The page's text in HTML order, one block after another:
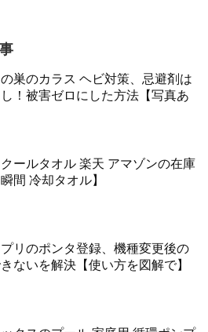
巣のカラス ヘビ対策、忌避剤は
！被害ゼロにした方法【写真あ
ールタオル 楽天 アマゾンの在庫
間 冷却タオル】
リのポンタ登録、機種変更後の
ないを解決【使い方を図解で】